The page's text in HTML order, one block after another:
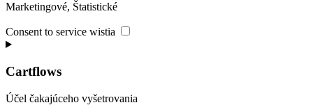
Marketingové, Štatistické
Consent to service wistia
Cartflows
Účel čakajúceho vyšetrovania